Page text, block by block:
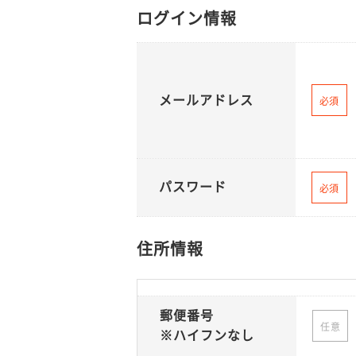
ログイン情報
メールアドレス 必須
パスワード 必須
住所情報
郵便番号
※ハイフンなし
任意